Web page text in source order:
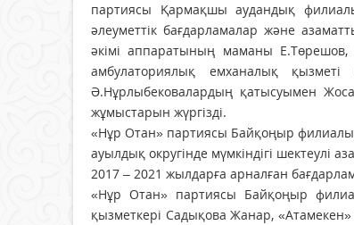
партиясы Қармақшы аудандық
әлеуметтік бағдарламалар және
әкімі аппаратының маманы Е.Төрешов,
амбулаториялық емханалық
Ә.Нұрлыбековалардың қатысуымен
жұмыстарын жүргізді.
«Нұр Отан» партиясы Байқоңыр
ауылдық округінде мүмкіндігі шектеулі
2017 – 2021 жылдарға арналған
«Нұр Отан» партиясы Байқоңыр
қызметкері Садықова Жанар,